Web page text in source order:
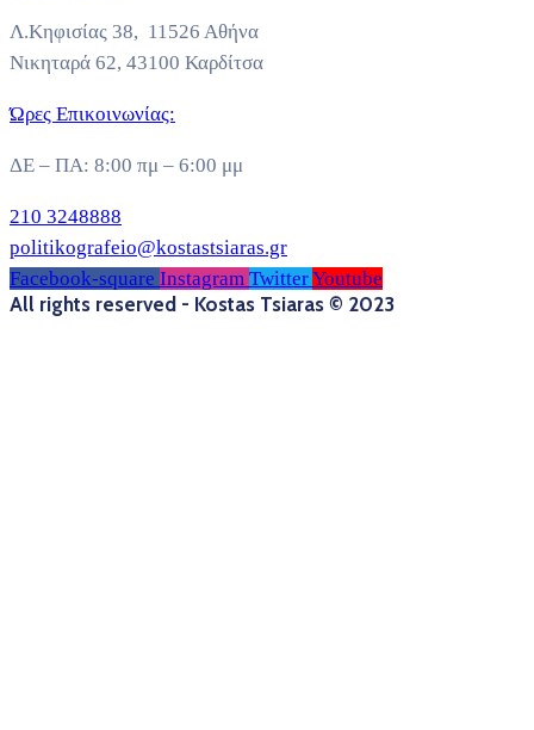
Λ.Κηφισίας 38, 11526 Αθήνα
Νικηταρά 62, 43100 Καρδίτσα
Ώρες Επικοινωνίας:
ΔΕ – ΠΑ: 8:00 πμ – 6:00 μμ
210 3248888
politikografeio@kostastsiaras.gr
Facebook-square Instagram TwitterYoutube
All rights reserved - Kostas Tsiaras © 2023